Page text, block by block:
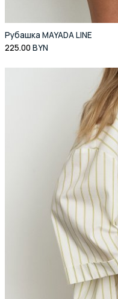
Рубашка MAYADA LINE
225.00 BYN